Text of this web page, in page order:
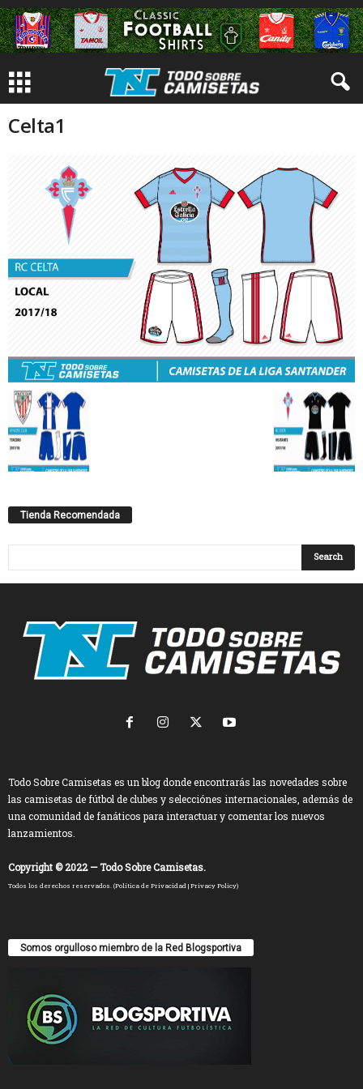
Celta1
Tienda Recomendada
Todo Sobre Camisetas es un blog donde encontrarás las novedades sobre
las camisetas de fútbol de clubes y selecciónes internacionales, además de
una comunidad de fanáticos para interactuar y comentar los nuevos
lanzamientos.
Copyright © 2022 — Todo Sobre Camisetas.
Todos los derechos reservados. (Política de Privacidad | Privacy Policy)
Somos orgulloso miembro de la Red Blogsportiva